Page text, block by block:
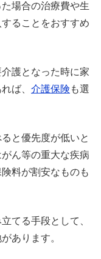
場合の治療費や生
ることをおすすめ
護となった時に家
ば、 介護保険 も選
と優先度が低いと
ん等の重大な疾病
料が割安なものも
てる手段として、
あります。